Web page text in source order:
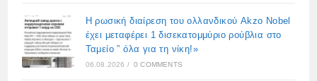
Η ρωσική διαίρεση του ολλανδικού Akzo Nobel
έχει μεταφέρει 1 δισεκατομμύριο ρούβλια στο
Ταμείο ” όλα για τη νίκη!»
06.08.2026 / 0 COMMENTS